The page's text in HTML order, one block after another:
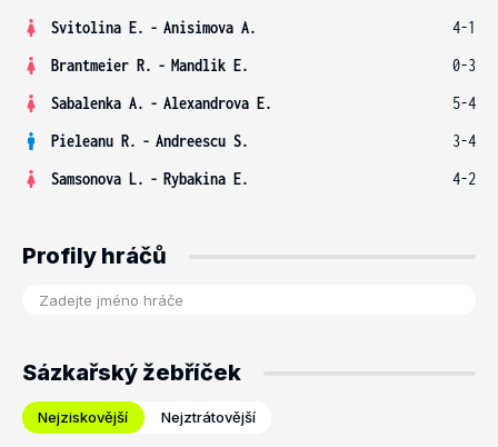
Svitolina E. - Anisimova A.
4-1
Brantmeier R. - Mandlik E.
0-3
Sabalenka A. - Alexandrova E.
5-4
Pieleanu R. - Andreescu S.
3-4
Samsonova L. - Rybakina E. 4-2
Profily hráčů
Sázkařský žebříček
Nejziskovější Nejztrátovější